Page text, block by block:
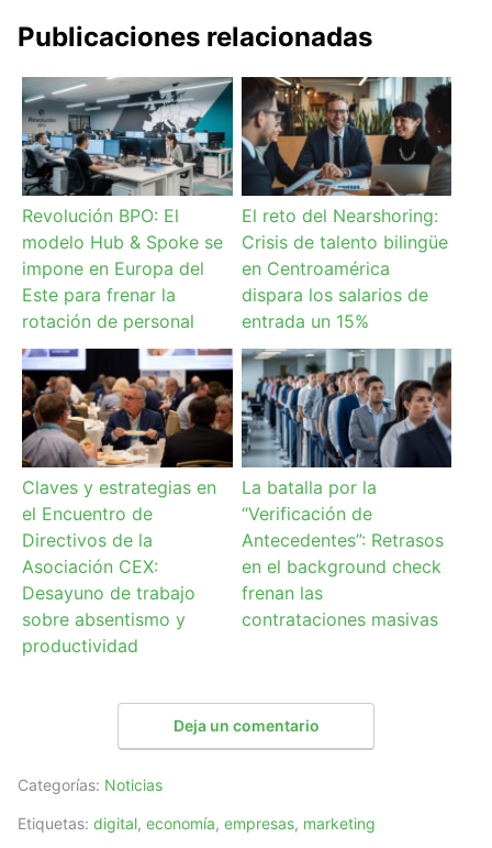
Publicaciones relacionadas
Revolución BPO: El
modelo Hub & Spoke se
impone en Europa del
Este para frenar la
rotación de personal
El reto del Nearshoring:
Crisis de talento bilingüe
en Centroamérica
dispara los salarios de
entrada un 15%
Claves y estrategias en
el Encuentro de
Directivos de la
Asociación CEX:
Desayuno de trabajo
sobre absentismo y
productividad
La batalla por la
“Verificación de
Antecedentes”: Retrasos
en el background check
frenan las
contrataciones masivas
Deja un comentario
Categorías: Noticias
Etiquetas: digital, economía, empresas, marketing